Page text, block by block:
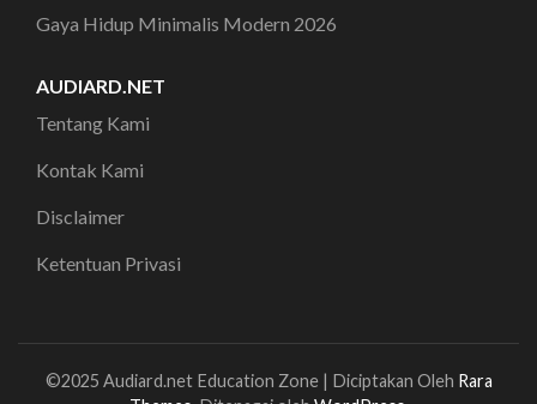
Gaya Hidup Minimalis Modern 2026
AUDIARD.NET
Tentang Kami
Kontak Kami
Disclaimer
Ketentuan Privasi
©2025 Audiard.net Education Zone | Diciptakan Oleh Rara